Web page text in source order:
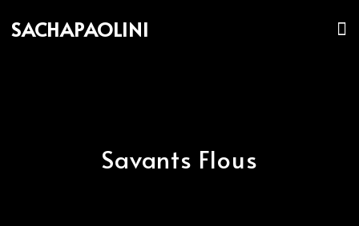
SACHAPAOLINI
Savants Flous